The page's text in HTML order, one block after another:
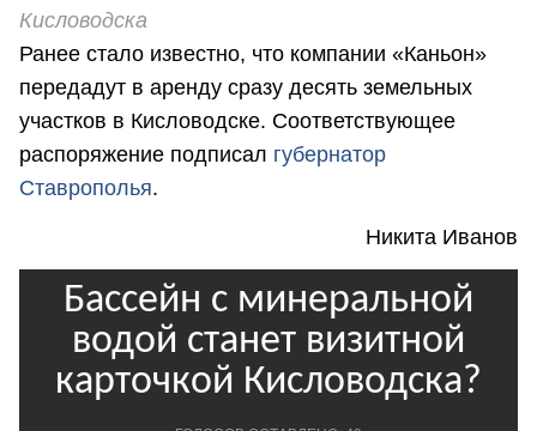
Кисловодска
Ранее стало известно, что компании «Каньон»
передадут в аренду сразу десять земельных
участков в Кисловодске. Соответствующее
распоряжение подписал губернатор
Ставрополья.
Никита Иванов